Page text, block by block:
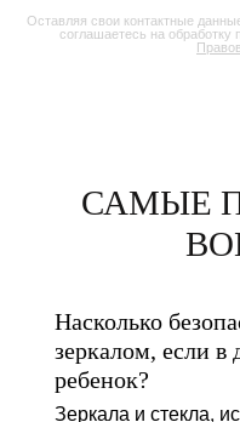
Оставляя свои контактные
соглашаетесь на обработку
САМЫЕ
Насколько
зеркалом, если
ребенок?
Зеркала и стекла,